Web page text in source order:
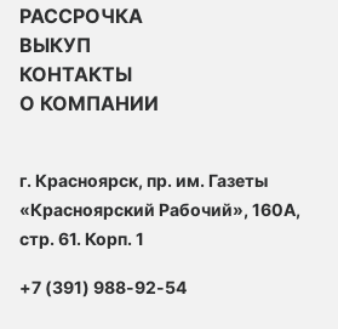
РАССРОЧКА
ВЫКУП
КОНТАКТЫ
О КОМПАНИИ
г. Красноярск, пр. им. Газеты
«Красноярский Рабочий», 160А,
стр. 61. Корп. 1
+7 (391) 988-92-54